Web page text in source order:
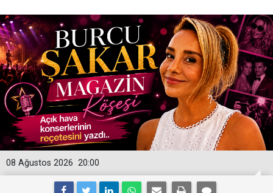
20:00
08 Ağustos 2026